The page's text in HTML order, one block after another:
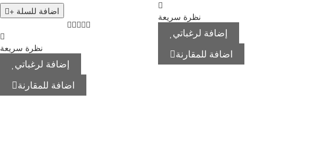
+ اضافة للسلة
نظرة سريعة
إضافة لرغباتي
اضافة للمقارنة
نظرة سريعة
إضافة لرغباتي
اضافة للمقارنة